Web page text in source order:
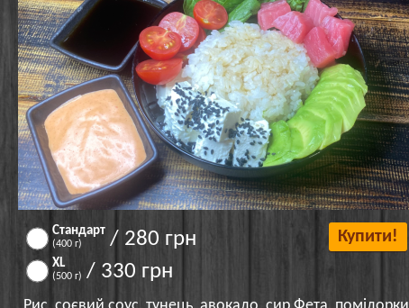
Стандарт
(400 г) / 280 грн
XL
(500 г) / 330 грн
Купити!